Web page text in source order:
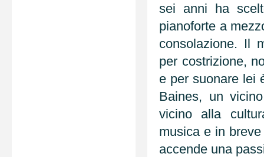
sei anni ha
pianoforte a
consolazione. Il
per costrizione,
e per suonare lei
Baines, un
vicino alla
musica e in
accende una